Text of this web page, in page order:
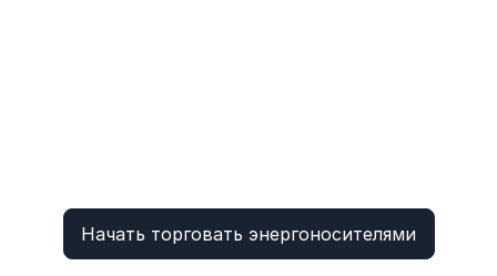
Начать торговать энергоносителями